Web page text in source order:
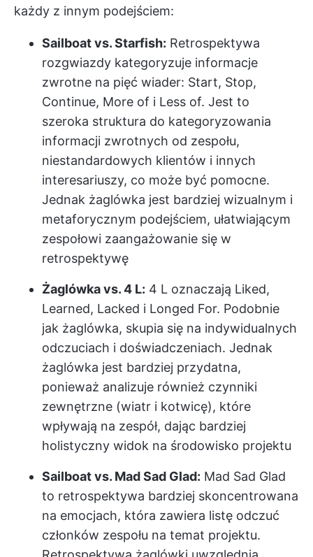
każdy z innym podejściem:
Sailboat vs. Starfish: Retrospektywa
rozgwiazdy kategoryzuje informacje
zwrotne na pięć wiader: Start, Stop,
Continue, More of i Less of. Jest to
szeroka struktura do kategoryzowania
informacji zwrotnych od zespołu,
niestandardowych klientów i innych
interesariuszy, co może być pomocne.
Jednak żaglówka jest bardziej wizualnym i
metaforycznym podejściem, ułatwiającym
zespołowi zaangażowanie się w
retrospektywę
Żaglówka vs. 4 L: 4 L oznaczają Liked,
Learned, Lacked i Longed For. Podobnie
jak żaglówka, skupia się na indywidualnych
odczuciach i doświadczeniach. Jednak
żaglówka jest bardziej przydatna,
ponieważ analizuje również czynniki
zewnętrzne (wiatr i kotwicę), które
wpływają na zespół, dając bardziej
holistyczny widok na środowisko projektu
Sailboat vs. Mad Sad Glad: Mad Sad Glad
to retrospektywa bardziej skoncentrowana
na emocjach, która zawiera listę odczuć
członków zespołu na temat projektu.